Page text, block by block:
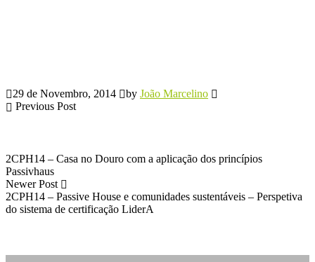
29 de Novembro, 2014 by João Marcelino
Previous Post
2CPH14 – Casa no Douro com a aplicação dos princípios
Passivhaus
Newer Post
2CPH14 – Passive House e comunidades sustentáveis – Perspetiva
do sistema de certificação LiderA